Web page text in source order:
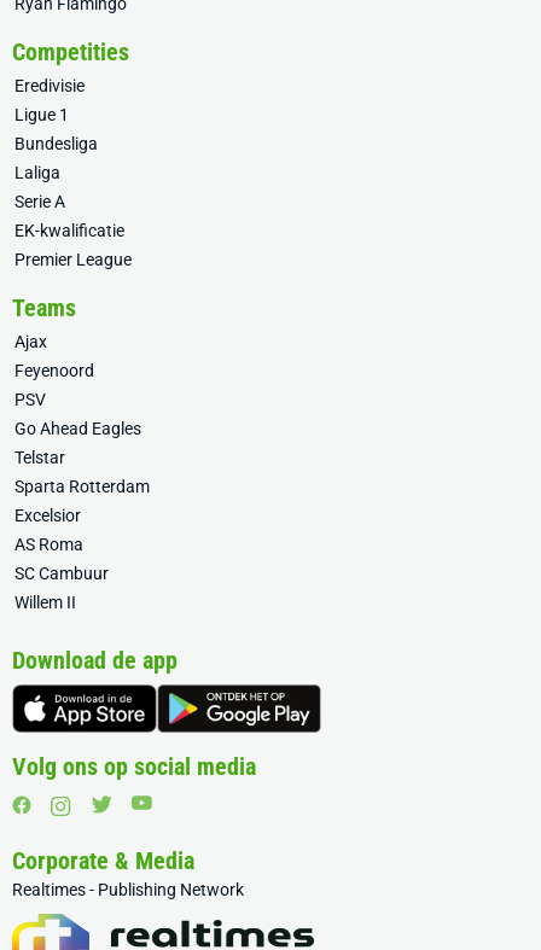
Competities
Eredivisie
Ligue 1
Bundesliga
Laliga
Serie A
EK-kwalificatie
Premier League
Teams
Ajax
Feyenoord
PSV
Go Ahead Eagles
Telstar
Sparta Rotterdam
Excelsior
AS Roma
SC Cambuur
Willem II
Download de app
Volg ons op social media
Corporate & Media
Realtimes - Publishing Network